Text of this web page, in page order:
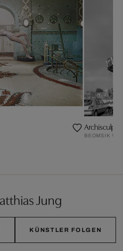
BEOMSIK
Jung
KÜNSTLER FOLGEN